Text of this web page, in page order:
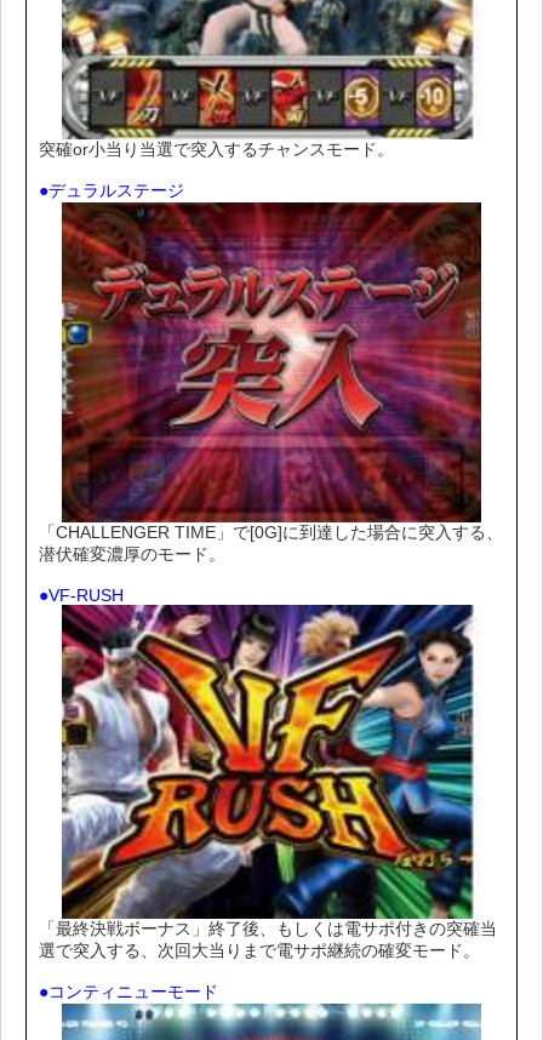
突確or小当り当選で突入するチャンスモード。
●デュラルステージ
「CHALLENGER TIME」で[0G]に到達した場合に突入する、
潜伏確変濃厚のモード。
●VF-RUSH
「最終決戦ボーナス」終了後、もしくは電サポ付きの突確当
選で突入する、次回大当りまで電サポ継続の確変モード。
●コンティニューモード